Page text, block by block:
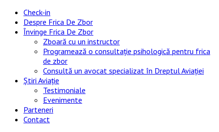
Check-in
Despre Frica De Zbor
Învinge Frica De Zbor
Zboară cu un instructor
Programează o consultație psihologică pentru frica
de zbor
Consultă un avocat specializat în Dreptul Aviației
Știri Aviație
Testimoniale
Evenimente
Parteneri
Contact